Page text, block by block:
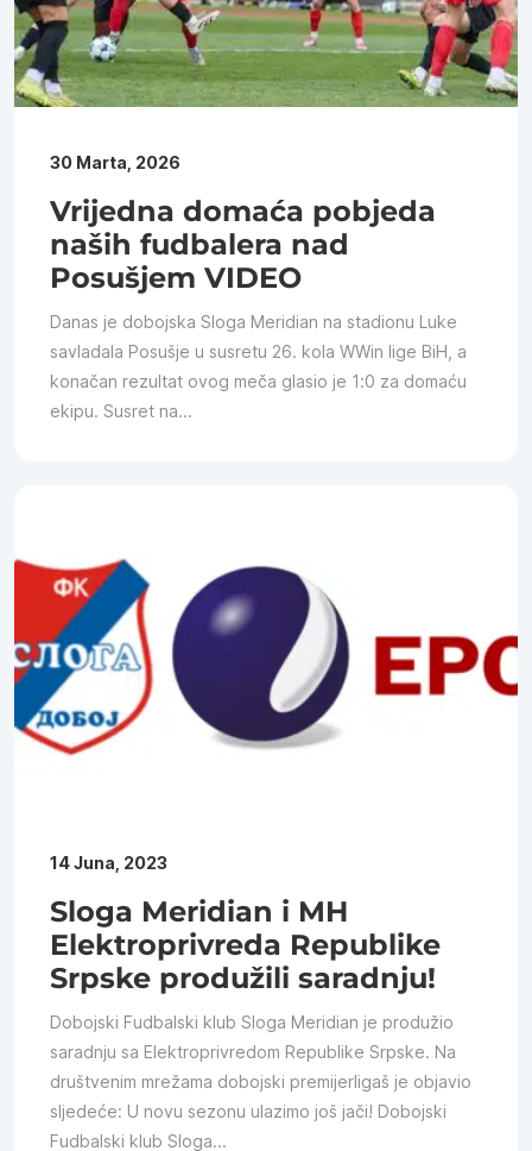
30 Marta, 2026
Vrijedna domaća pobjeda
naših fudbalera nad
Posušjem VIDEO
Danas je dobojska Sloga Meridian na stadionu Luke
savladala Posušje u susretu 26. kola WWin lige BiH, a
konačan rezultat ovog meča glasio je 1:0 za domaću
ekipu. Susret na...
14 Juna, 2023
Sloga Meridian i MH
Elektroprivreda Republike
Srpske produžili saradnju!
Dobojski Fudbalski klub Sloga Meridian je produžio
saradnju sa Elektroprivredom Republike Srpske. Na
društvenim mrežama dobojski premijerligaš je objavio
sljedeće: U novu sezonu ulazimo još jači! Dobojski
Fudbalski klub Sloga...